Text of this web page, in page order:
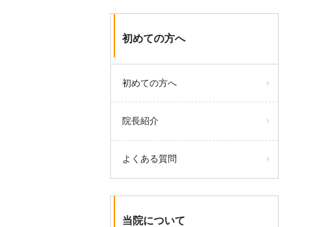
初めての方へ
初めての方へ
院長紹介
よくある質問
当院について